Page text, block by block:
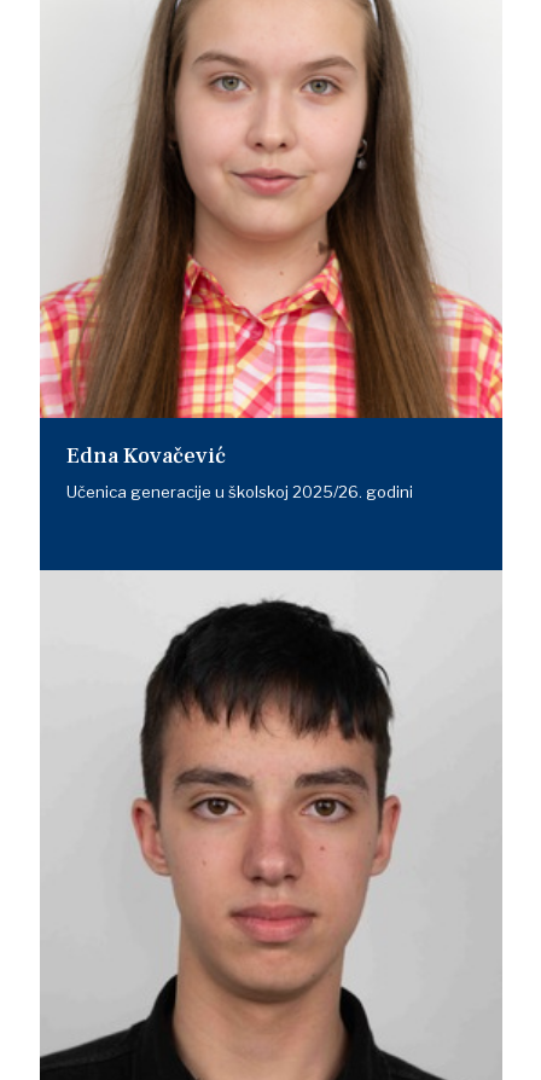
Edna Kovačević
Učenica generacije u školskoj 2025/26. godini